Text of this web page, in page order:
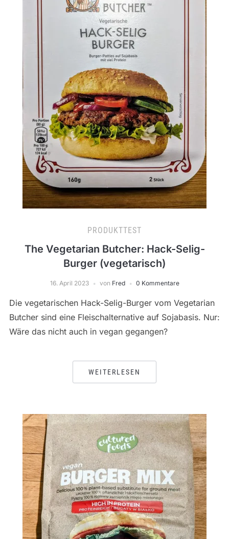
PRODUKTTEST
The Vegetarian Butcher: Hack-Selig-
Burger (vegetarisch)
16. April 2023 von Fred 0 Kommentare
Die vegetarischen Hack-Selig-Burger vom Vegetarian
Butcher sind eine Fleischalternative auf Sojabasis. Nur:
Wäre das nicht auch in vegan gegangen?
WEITERLESEN